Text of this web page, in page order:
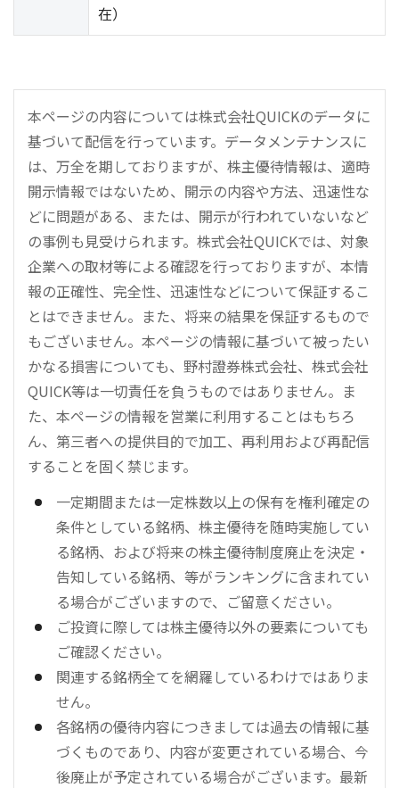
在）
本ページの内容については株式会社QUICKのデータに
基づいて配信を行っています。データメンテナンスに
は、万全を期しておりますが、株主優待情報は、適時
開示情報ではないため、開示の内容や方法、迅速性な
どに問題がある、または、開示が行われていないなど
の事例も見受けられます。株式会社QUICKでは、対象
企業への取材等による確認を行っておりますが、本情
報の正確性、完全性、迅速性などについて保証するこ
とはできません。また、将来の結果を保証するもので
もございません。本ページの情報に基づいて被ったい
かなる損害についても、野村證券株式会社、株式会社
QUICK等は一切責任を負うものではありません。ま
た、本ページの情報を営業に利用することはもちろ
ん、第三者への提供目的で加工、再利用および再配信
することを固く禁じます。
一定期間または一定株数以上の保有を権利確定の
条件としている銘柄、株主優待を随時実施してい
る銘柄、および将来の株主優待制度廃止を決定・
告知している銘柄、等がランキングに含まれてい
る場合がございますので、ご留意ください。
ご投資に際しては株主優待以外の要素についても
ご確認ください。
関連する銘柄全てを網羅しているわけではありま
せん。
各銘柄の優待内容につきましては過去の情報に基
づくものであり、内容が変更されている場合、今
後廃止が予定されている場合がございます。最新